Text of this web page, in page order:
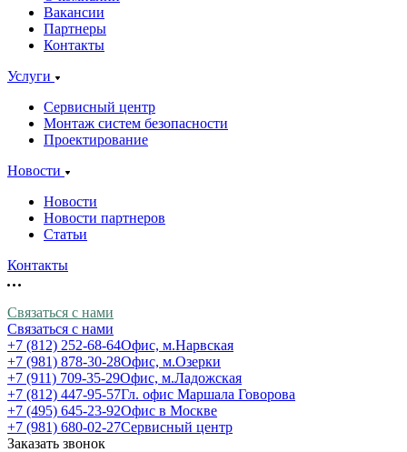
Вакансии
Партнеры
Контакты
Услуги
Сервисный центр
Монтаж систем безопасности
Проектирование
Новости
Новости
Новости партнеров
Статьи
Контакты
Связаться с нами
Связаться с нами
+7 (812) 252-68-64Офис, м.Нарвская
+7 (981) 878-30-28Офис, м.Озерки
+7 (911) 709-35-29Офис, м.Ладожская
+7 (812) 447-95-57Гл. офис Маршала Говорова
+7 (495) 645-23-92Офис в Москве
+7 (981) 680-02-27Сервисный центр
Заказать звонок